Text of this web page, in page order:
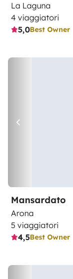
La Laguna
4 viaggiatori
5,0Best Owner
Mansardato
Arona
5 viaggiatori
4,5Best Owner